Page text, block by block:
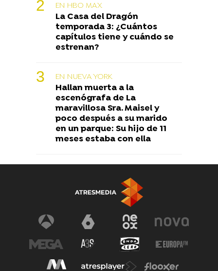
EN HBO MAX
La Casa del Dragón
temporada 3: ¿Cuántos
capítulos tiene y cuándo se
estrenan?
EN NUEVA YORK
Hallan muerta a la
escenógrafa de La
maravillosa Sra. Maisel y
poco después a su marido
en un parque: Su hijo de 11
meses estaba con ella